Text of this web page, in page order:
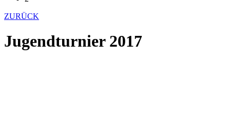
ZURÜCK
Jugendturnier 2017